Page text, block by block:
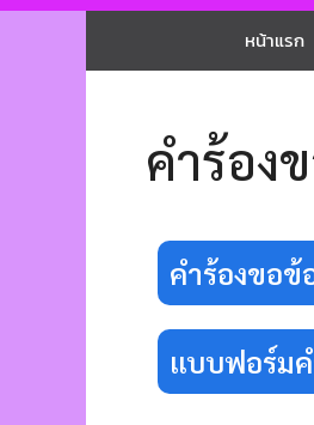
หน้าแรก
คำร้อง
คำร้องขอข้
แบบฟอร์ม